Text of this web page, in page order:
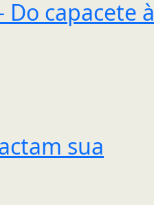
capacete à
sua